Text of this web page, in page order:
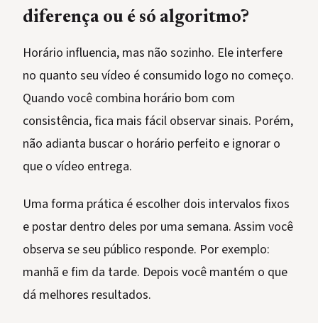
diferença ou é só algoritmo?
Horário influencia, mas não sozinho. Ele interfere
no quanto seu vídeo é consumido logo no começo.
Quando você combina horário bom com
consistência, fica mais fácil observar sinais. Porém,
não adianta buscar o horário perfeito e ignorar o
que o vídeo entrega.
Uma forma prática é escolher dois intervalos fixos
e postar dentro deles por uma semana. Assim você
observa se seu público responde. Por exemplo:
manhã e fim da tarde. Depois você mantém o que
dá melhores resultados.